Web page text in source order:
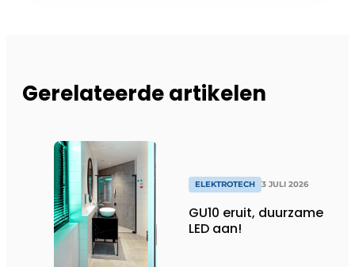
Gerelateerde artikelen
ELEKTROTECH 3 JULI 2026
GU10 eruit, duurzame
LED aan!